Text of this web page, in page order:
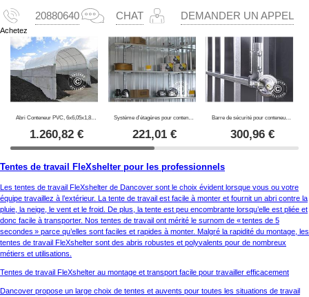
20880640 CHAT DEMANDER UN APPEL
Achetez
Abri Conteneur PVC, 6x6,05x1,8m, Blanc
1.260,82 €
Système d’étagères pour conteneur Rigel, 1x0,42m, argent, 3 pcs.
221,01€
Barre de sécurité pour conteneur avec cadenas, Rigel, 1 pc.
300,96€
Tentes de travail FleXshelter pour les professionnels
Les tentes de travail FleXshelter de Dancover sont le choix évident lorsque vous ou votre
équipe travaillez à l’extérieur. La tente de travail est facile à monter et fournit un abri contre la
pluie, la neige, le vent et le froid. De plus, la tente est peu encombrante lorsqu’elle est pliée et
donc facile à transporter. Nos tentes de travail ont mérité le surnom de « tentes de 5
secondes » parce qu’elles sont faciles et rapides à monter. Malgré la rapidité du montage, les
tentes de travail FleXshelter sont des abris robustes et polyvalents pour de nombreux
métiers et utilisations.
Tentes de travail FleXshelter au montage et transport facile pour travailler efficacement
Dancover propose un large choix de tentes et auvents pour toutes les situations de travail